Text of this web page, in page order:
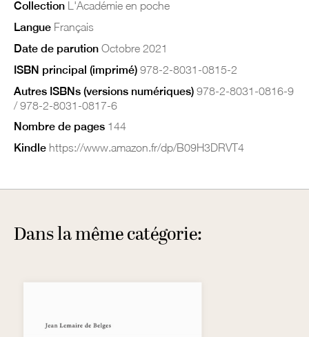
Collection L'Académie en poche
Langue Français
Date de parution Octobre 2021
ISBN principal (imprimé) 978-2-8031-0815-2
Autres ISBNs (versions numériques) 978-2-8031-0816-9
/ 978-2-8031-0817-6
Nombre de pages 144
Kindle https://www.amazon.fr/dp/B09H3DRVT4
Dans la même catégorie: